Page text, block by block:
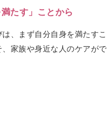
たす」ことから
は、まず自分自身を満たす
家族や身近な人のケアが